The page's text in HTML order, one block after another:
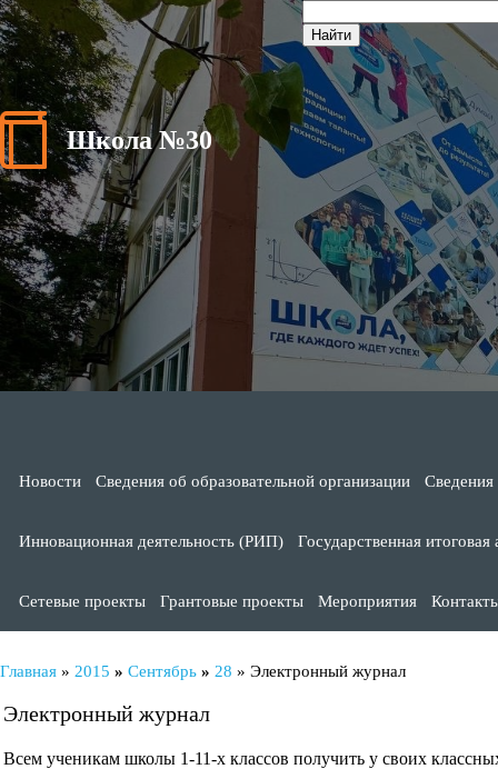
Школа №30
Новости Сведения об образовательной организации Сведения
Инновационная деятельность (РИП) Государственная итоговая
Сетевые проекты Грантовые проекты Мероприятия
Главная » 2015 » Сентябрь » 28 » Электронный журнал
Электронный журнал
Всем ученикам школы 1-11-х классов получить у своих